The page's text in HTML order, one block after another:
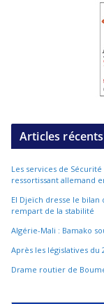
Articles récents
Les services de
ressortissant allemand
El Djeïch dresse le bilan
rempart de la stabilité
Algérie-Mali : Bamako
Après les législatives du
Drame routier de